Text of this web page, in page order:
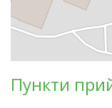
Пункти